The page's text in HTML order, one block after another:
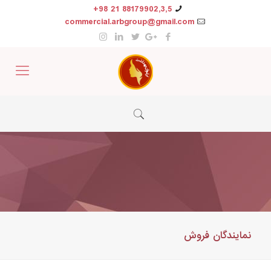
88179902,3,5 21 98+
commercial.arbgroup@gmail.com
نمایندگان فروش